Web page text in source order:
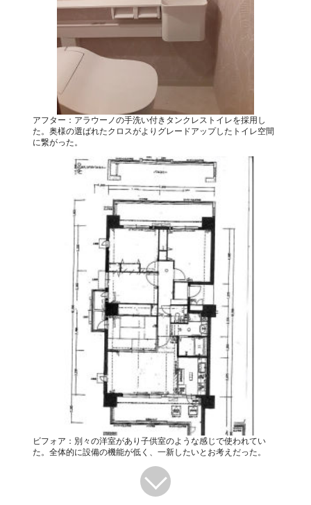
アフター：アラウーノの手洗い付きタンクレストイレを採用し
た。奥様の選ばれたクロスがよりグレードアップしたトイレ空間
に繋がった。
ビフォア：別々の洋室があり子供室のような感じで使われてい
た。全体的に設備の機能が低く、一新したいとお考えだった。